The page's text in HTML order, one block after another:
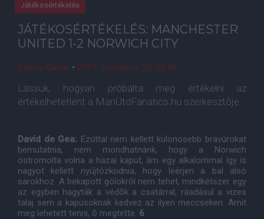
Játékosértékelés
JÁTÉKOSÉRTÉKELÉS: MANCHESTER
UNITED 1-2 NORWICH CITY
Kasoly Gábor • 2015. december. 20. 00:56
Lássuk, hogyan próbálta meg értékelni az
értékelhetetlent a ManUtdFanatics.hu szerkesztõje.
David de Gea: Ezúttal nem kellett különösebb bravúrokat
bemutatnia, nem mondhatnánk, hogy a Norwich
ostromolta volna a hazai kaput, ám egy alkalommal így is
nagyot kellett nyújtózkodnia, hogy leérjen a bal alsó
sarokhoz. A bekapott gólokról nem tehet, mindkétszer egy
az egyben hagyták a védõk a csatárral, ráadásul a vizes
talaj sem a kapusoknak kedvez az ilyen meccseken. Amit
meg lehetett tenni, õ megtette. 6